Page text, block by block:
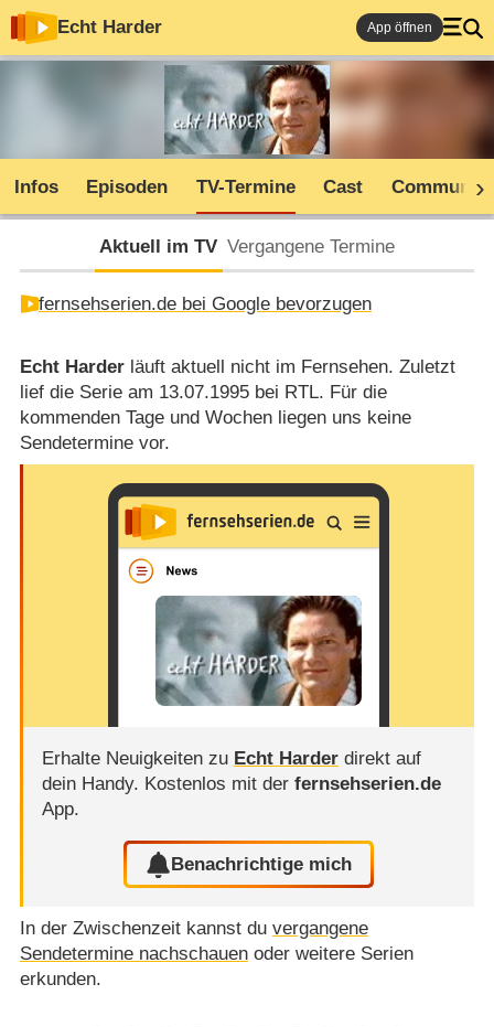
Echt Harder App öffnen
Infos Episoden TV-Termine Cast Community
Aktuell im TV Vergangene Termine
fernsehserien.de bei Google bevorzugen
Echt Harderläuft aktuell nicht im Fernsehen. Zuletzt
lief die Serie am 13.07.1995 bei RTL. Für die
kommenden Tage und Wochen liegen uns keine
Sendetermine vor.
Erhalte Neuigkeiten zu Echt Harderdirekt auf
dein Handy. Kostenlos mit der fernsehserien.de
App.
Benachrichtige mich
In der Zwischenzeit kannst du vergangene
Sendetermine nachschauenoder weitere Serien
erkunden.